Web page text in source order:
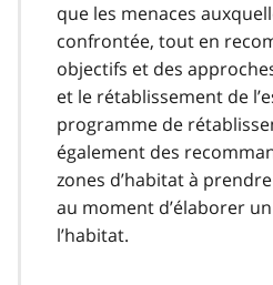
que les menaces
confrontée, tout en
objectifs et des
et le rétablissement de
programme de
également des
zones d’habitat à
au moment d’élaborer
l’habitat.